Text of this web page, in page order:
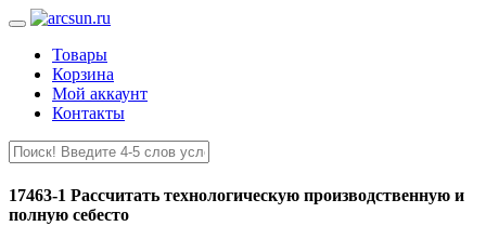
Товары
Корзина
Мой аккаунт
Контакты
17463-1 Рассчитать технологическую производственную и
полную себесто